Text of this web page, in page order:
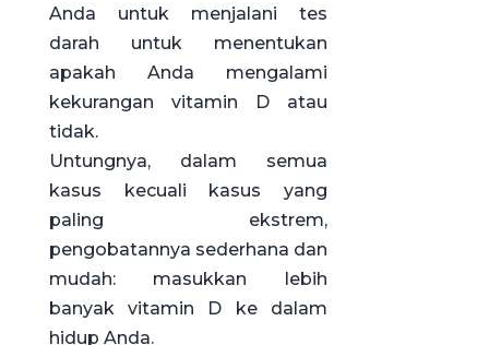
Anda untuk menjalani tes
darah untuk menentukan
apakah Anda mengalami
kekurangan vitamin D atau
tidak.
Untungnya, dalam semua
kasus kecuali kasus yang
paling ekstrem,
pengobatannya sederhana dan
mudah: masukkan lebih
banyak vitamin D ke dalam
hidup Anda.